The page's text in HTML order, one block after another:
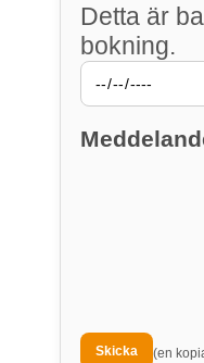
Detta är
bokning.
(en